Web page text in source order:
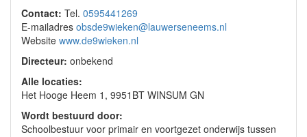
Contact: Tel. 0595441269
E-mailadres obsde9wieken@lauwerseneems.nl
Website www.de9wieken.nl
Directeur: onbekend
Alle locaties:
Het Hooge Heem 1, 9951BT WINSUM GN
Wordt bestuurd door:
Schoolbestuur voor primair en voortgezet onderwijs tussen